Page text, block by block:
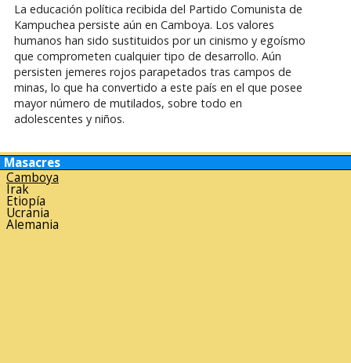
La educación política recibida del Partido Comunista de
Kampuchea persiste aún en Camboya. Los valores
humanos han sido sustituidos por un cinismo y egoísmo
que comprometen cualquier tipo de desarrollo. Aún
persisten jemeres rojos parapetados tras campos de
minas, lo que ha convertido a este país en el que posee
mayor número de mutilados, sobre todo en
adolescentes y niños.
Masacres
Camboya
Irak
Etiopía
Ucrania
Alemania